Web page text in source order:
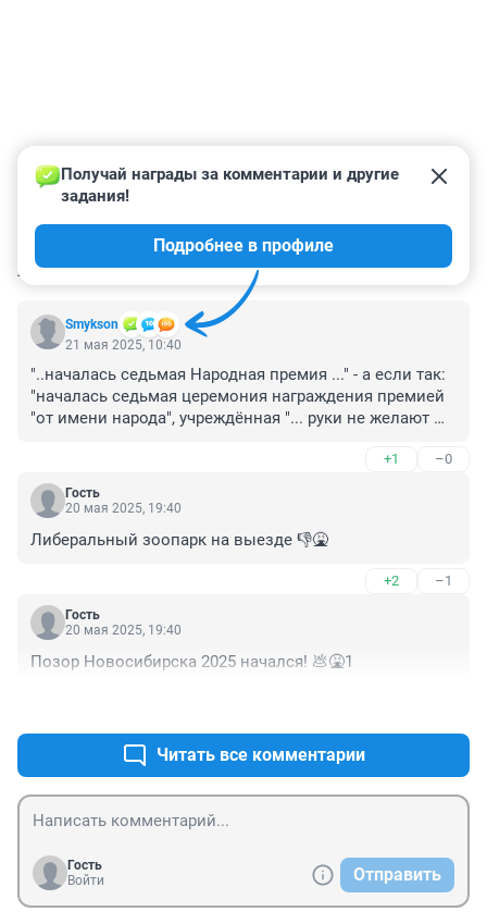
КОММЕНТАРИИ 4
Smykson
Получай награды за комментарии и другие
задания!
Подробнее в профиле
21 мая 2025, 10:40
"..началась седьмая Народная премия ..." - а если так:
"началась седьмая церемония награждения премией
"от имени народа", учреждённая "... руки не желают
+1 –0
Гость
20 мая 2025, 19:40
Либеральный зоопарк на выезде 👎🤮
+2 –1
Гость
20 мая 2025, 19:40
Позор Новосибирска 2025 начался! 💩🤮1
Читать все комментарии
Гость
Войти
Отправить